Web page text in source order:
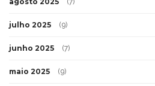
julho 2025 (9)
junho 2025 (7)
maio 2025 (9)